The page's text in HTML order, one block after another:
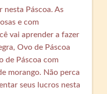
nesta Páscoa. As
e com
vai aprender a fazer
Ovo de Páscoa
de Páscoa com
morango. Não perca
seus lucros nesta